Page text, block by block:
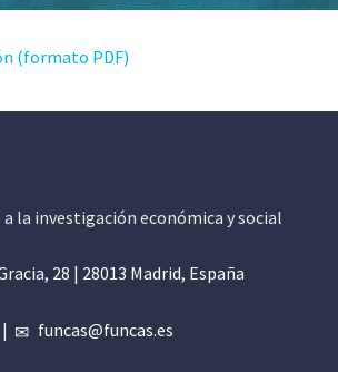
(formato PDF)
la investigación económica y social
28 | 28013 Madrid, España
| funcas@funcas.es